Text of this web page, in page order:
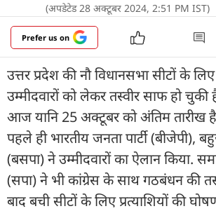
(अपडेटेड 28 अक्टूबर 2024, 2:51 PM IST)
Prefer us on
उत्तर प्रदेश की नौ विधानसभा सीटों के
उम्मीदवारों को लेकर तस्वीर साफ हो
आज यानि 25 अक्टूबर को अंतिम तारीख
पहले ही भारतीय जनता पार्टी (बीजेपी),
(बसपा) ने उम्मीदवारों का ऐलान किया.
(सपा) ने भी कांग्रेस के साथ गठबंधन की
बाद बची सीटों के लिए प्रत्याशियों की